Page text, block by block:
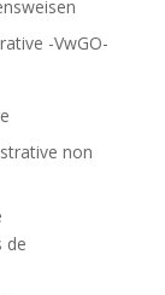
-VwGO-
non
de